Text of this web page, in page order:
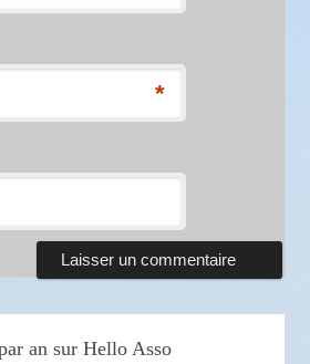
*
an sur Hello Asso